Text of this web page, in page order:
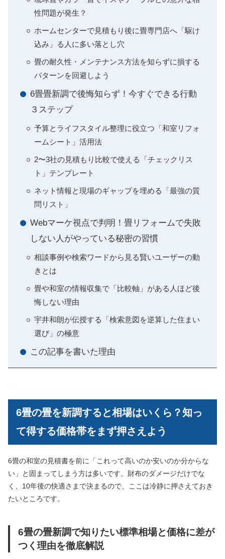
性問題が発生？
ホームセンターで見積もり後に畳専門店へ「駆け
込み」る人に多い落とし穴
畳の耐久性・メンテナンス方法を知らずに損する
パターンを回避しよう
6畳畳新調で後悔知らず！今すぐできる行動
３ステップ
予算とライフスタイル整理に役立つ「和室リフォ
ームシート」活用法
2〜3社の見積もり比較で使える「チェックリス
ト」テンプレート
ネット情報と現場のギャップを埋める「最強の質
問リスト」
Webマーケ視点で判明！畳リフォームで失敗
しない人がやっている秘密の習慣
相談事例や検索ワードから見る賢いユーザーの動
きとは
畳や和室の情報収集で「比較軸」がある人ほど後
悔しない理由
宇井和朗が伝授する「検索意図を逆算した住まい
選び」の極意
この記事を書いた理由
6畳の畳を新調すると相場はいくら？知っ
て得する価格帯をまず押さえよう
6畳の和室の見積書を前に「これって高いのか安いのか分からな
い」と固まってしまう方は多いです。財布のダメージだけでな
く、10年後の快適さまで決まるので、ここは冷静に押さえておき
たいところです。
6畳の畳新調で知りたい標準相場と価格に差が
つく理由を徹底解説